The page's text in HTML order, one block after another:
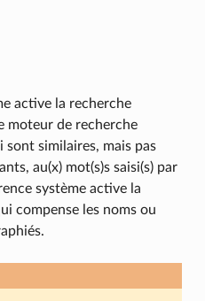
active la recherche
moteur de recherche
sont similaires, mais pas
au(x) mot(s)s saisi(s) par
système active la
compense les noms ou